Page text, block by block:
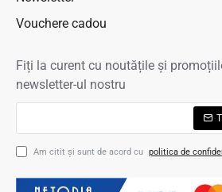
Vouchere cadou
Fiți la curent cu noutățile și
newsletter-ul nostru
Am citit şi sunt de acord cu politica de